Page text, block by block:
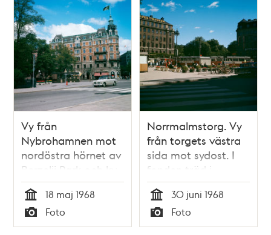
Vy från
Nybrohamnen mot
nordöstra hörnet av
Berzelii Park och kv.
Skravelberget
Mindre vid
Hamngatan.
Tid
18 maj 1968
Typ
Foto
Norrmalmstorg. Vy
från torgets västra
sida mot sydost. I
fonden träd i
Berzelii Park
Tid
30 juni 1968
Typ
Foto